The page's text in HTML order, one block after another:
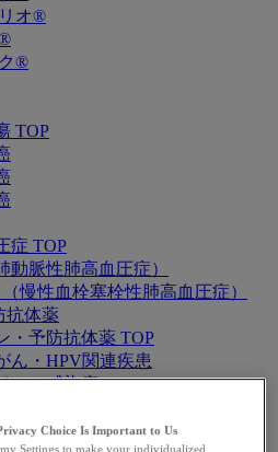
オ®
®
TOP
症 TOP
動脈性肺高血圧症）
慢性血栓塞栓性肺高血圧症）
抗体薬
・予防抗体薬 TOP
ん・HPV関連疾患
ルス感染症
Choice Is Important to Us
Settings to make your individualized